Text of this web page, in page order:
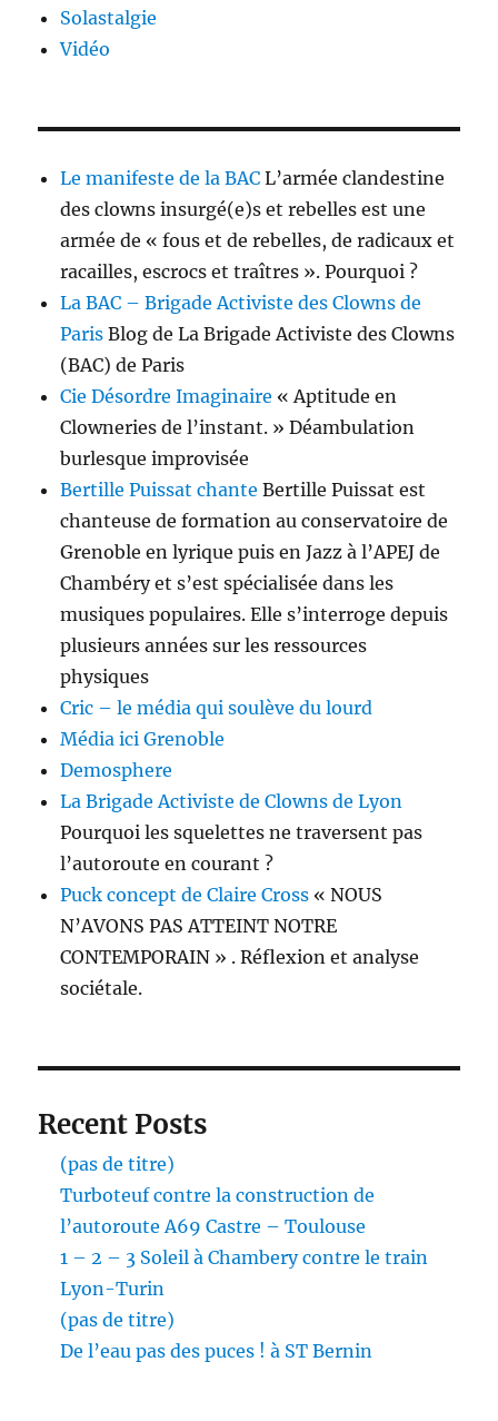
Solastalgie
Vidéo
Le manifeste de la BAC L’armée clandestine
des clowns insurgé(e)s et rebelles est une
armée de « fous et de rebelles, de radicaux et
racailles, escrocs et traîtres ». Pourquoi ?
La BAC – Brigade Activiste des Clowns de
Paris Blog de La Brigade Activiste des Clowns
(BAC) de Paris
Cie Désordre Imaginaire « Aptitude en
Clowneries de l’instant. » Déambulation
burlesque improvisée
Bertille Puissat chante Bertille Puissat est
chanteuse de formation au conservatoire de
Grenoble en lyrique puis en Jazz à l’APEJ de
Chambéry et s’est spécia­lisée dans les
musiques populaires. Elle s’interroge depuis
plusieurs années sur les ressources
physiques
Cric – le média qui soulève du lourd
Média ici Grenoble
Demosphere
La Brigade Activiste de Clowns de Lyon
Pourquoi les squelettes ne traversent pas
l’autoroute en courant ?
Puck concept de Claire Cross « NOUS
N’AVONS PAS ATTEINT NOTRE
CONTEMPORAIN » . Réflexion et analyse
sociétale.
Recent Posts
(pas de titre)
Turboteuf contre la construction de
l’autoroute A69 Castre – Toulouse
1 – 2 – 3 Soleil à Chambery contre le train
Lyon-Turin
(pas de titre)
De l’eau pas des puces ! à ST Bernin